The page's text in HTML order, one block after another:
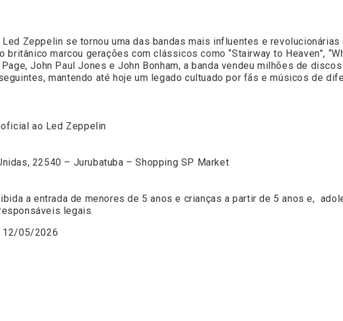
Led Zeppelin se tornou uma das bandas mais influentes e
marcou gerações com clássicos como “Stairway to Heaven”,
John Paul Jones e John Bonham, a banda vendeu milhões de
mantendo até hoje um legado cultuado por fãs e músicos de
ao Led Zeppelin
22540 – Jurubatuba – Shopping SP Market
a entrada de menores de 5 anos e crianças a partir de 5 anos e,
legais.
12/05/2026